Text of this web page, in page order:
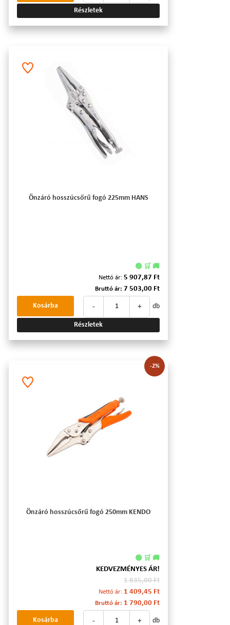
Részletek
Önzáró hosszúcsőrű fogó 225mm HANS
🟢 🛒 🚚
Nettó ár: 5 907,87 Ft
Bruttó ár: 7 503,00 Ft
- + db
Kosárba
Részletek
-2%
Önzáró hosszúcsőrű fogó 250mm KENDO
🟢 🛒 🚚
KEDVEZMÉNYES ÁR!
1 835,00 Ft
Nettó ár: 1 409,45 Ft
Bruttó ár: 1 790,00 Ft
- + db
Kosárba